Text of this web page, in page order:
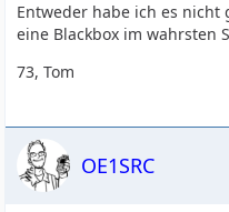
Entweder habe ich es
eine Blackbox im wahrsten
73, Tom
OE1SRC